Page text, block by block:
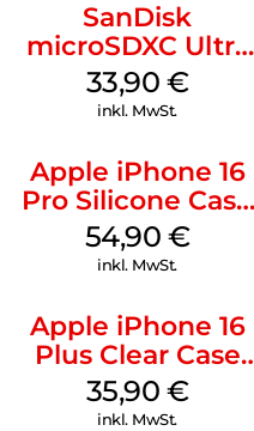
SanDisk
microSDXC Ultra
128 GB + Adapter
Mobile
33,90 €
inkl. MwSt.
Apple iPhone 16
Pro Silicone Case
MagSafe Black
54,90 €
inkl. MwSt.
Apple iPhone 16
Plus Clear Case
MagSafe
Transparent
35,90 €
inkl. MwSt.